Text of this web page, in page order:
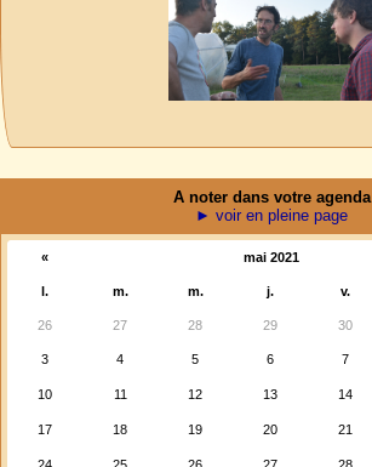
A noter dans votre agenda
► voir en pleine page
« mai 2021
l. m. m. j. v.
26 27 28 29 30
3 4 5 6 7
10 11 12 13 14
17 18 19 20 21
24 25 26 27 28